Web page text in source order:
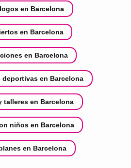
en Barcelona
en Barcelona
en Barcelona
en Barcelona
talleres en Barcelona
niños en Barcelona
en Barcelona